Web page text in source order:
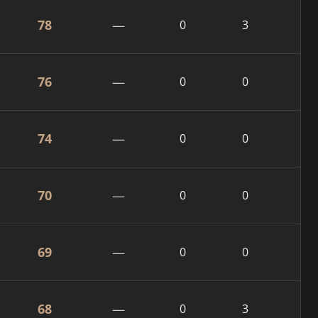
78 — 0 3
76 — 0 0
74 — 0 0
70 — 0 0
69 — 0 0
68 — 0 3